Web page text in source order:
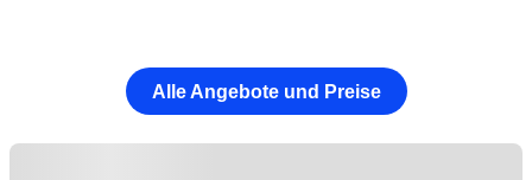
Alle Angebote und Preise